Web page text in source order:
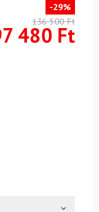
-29%
136 500Ft
480 Ft